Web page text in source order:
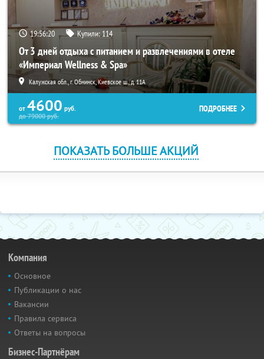
19:56:18 Купили:114
От 3 дней отдыха с питанием и развлечениями в отеле
«Империал Wellness & Spa»
Калужская обл., г. Обнинск, Киевское ш., д. 11А
от 4600 руб.
до79000руб.
ПОДРОБНЕЕ
ПОКАЗАТЬ БОЛЬШЕ АКЦИЙ
Компания
Основное
Публикации о нас
Вакансии
Правила сервиса
Ответы на вопросы
Бизнес-Партнёрам